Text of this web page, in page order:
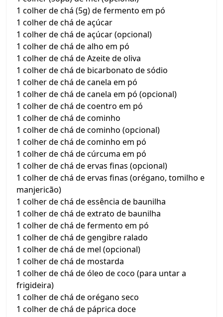
1 colher de chá (5g) de fermento em pó
1 colher de chá de açúcar
1 colher de chá de açúcar (opcional)
1 colher de chá de alho em pó
1 colher de chá de Azeite de oliva
1 colher de chá de bicarbonato de sódio
1 colher de chá de canela em pó
1 colher de chá de canela em pó (opcional)
1 colher de chá de coentro em pó
1 colher de chá de cominho
1 colher de chá de cominho (opcional)
1 colher de chá de cominho em pó
1 colher de chá de cúrcuma em pó
1 colher de chá de ervas finas (opcional)
1 colher de chá de ervas finas (orégano, tomilho e
manjericão)
1 colher de chá de essência de baunilha
1 colher de chá de extrato de baunilha
1 colher de chá de fermento em pó
1 colher de chá de gengibre ralado
1 colher de chá de mel (opcional)
1 colher de chá de mostarda
1 colher de chá de óleo de coco (para untar a
frigideira)
1 colher de chá de orégano seco
1 colher de chá de páprica doce